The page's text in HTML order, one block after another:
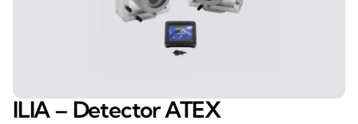
ILIA – Detector ATEX